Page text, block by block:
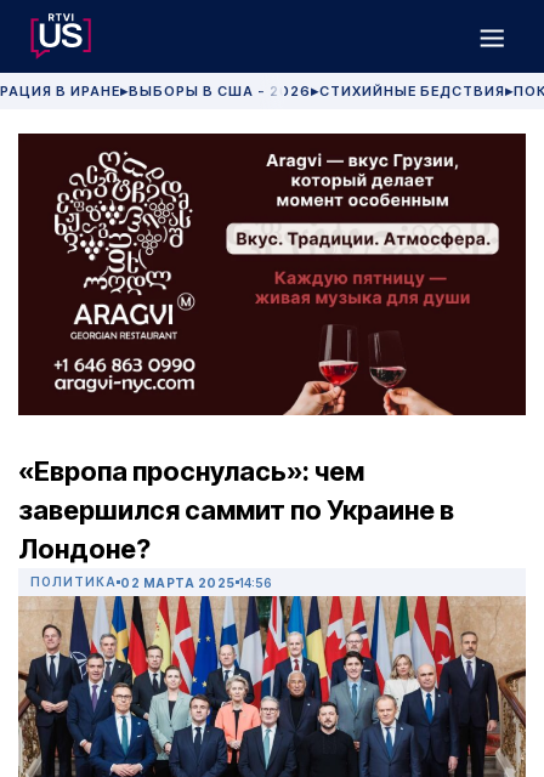
В ИРАНЕ▶ВЫБОРЫ В США - 2026 ▶СТИХИЙНЫЕ БЕДСТВИЯ▶
«Европа проснулась»: чем
завершился саммит по Украине в
Лондоне?
ПОЛИТИКА 02 МАРТА 2025 14:56